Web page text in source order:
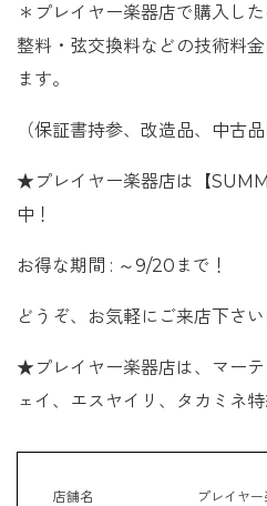
＊プレイヤー楽器店で購入し
整料・弦交換料などの技術料
ます。
（保証書持参、改造品、中古品
★プレイヤー楽器店は【
中！
お得な期間 : ～9/20まで！
どうぞ、お気軽にご来店下さ
★プレイヤー楽器店は、マー
ェイ、エスヤイリ、タカミネ
店舗名 プレイヤー